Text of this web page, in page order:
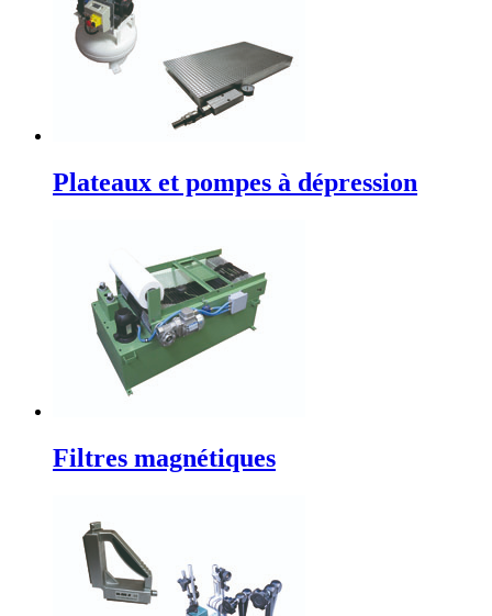
Plateaux et pompes à dépression
Filtres magnétiques